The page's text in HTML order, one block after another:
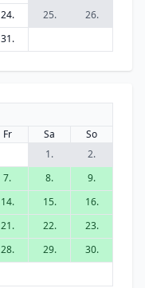
24. 25.
26.
31.
Fr Sa
So
1.
2.
7. 8.
9.
14. 15.
16.
21. 22.
23.
28. 29.
30.